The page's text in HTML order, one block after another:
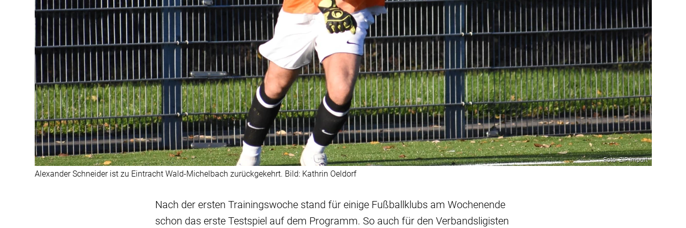
Foto: ZIP Import
Alexander Schneider ist zu Eintracht Wald-Michelbach zurückgekehrt. Bild: Kathrin Oeldorf
Nach der ersten Trainingswoche stand für einige Fußballklubs am Wochenende
schon das erste Testspiel auf dem Programm. So auch für den Verbandsligisten